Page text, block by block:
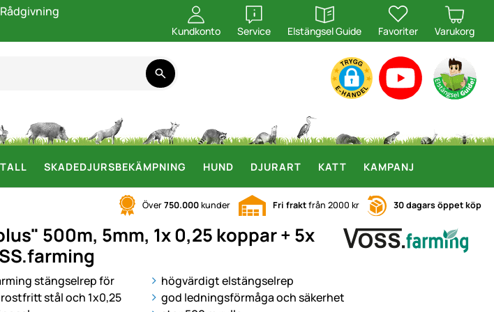
Rådgivning
Kundkonto Service
öppna
Elstängsel Guide
öppna
Favoriter Varukorg
SKADEDJURSBEKÄMPNING HUND DJURART KATT KAMPANJ
Över750.000kunder Fri fraktfrån 2000 kr 30 dagars öppet köp
500m, 5mm, 1x 0,25 koppar + 5x
högvärdigt elstängselrep
god ledningsförmåga och säkerhet